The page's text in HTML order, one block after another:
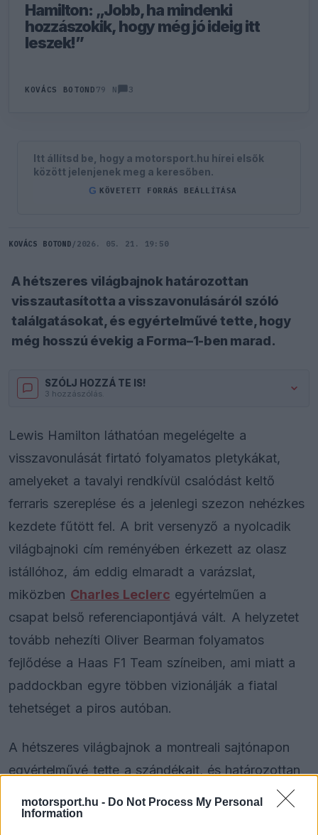
motorsport.hu - Do Not Process My Personal
Information
Hamilton: „Jobb, ha mindenki
hozzászokik, hogy még jó ideig itt
leszek!”
KOVÁCS BOTOND 79 N 3
Itt állítsd be, hogy a motorsport.hu hírei elsők
között jelenjenek meg a keresőben.
G KÖVETETT FORRÁS BEÁLLÍTÁSA
KOVÁCS BOTOND / 2026. 05. 21. 19:50
A hétszeres világbajnok határozottan
visszautasította a visszavonulásáról szóló
találgatásokat, és egyértelművé tette, hogy
még hosszú évekig a Forma–1-ben marad.
SZÓLJ HOZZÁ TE IS!
3 hozzászólás.
Lewis Hamilton láthatóan megelégelte a
visszavonulását firtató folyamatos pletykákat,
amelyeket a tavalyi rendkívül csalódást keltő
ferraris szereplése és a jelenlegi szezon nehézkes
kezdete fűtött fel. A brit versenyző a nyolcadik
világbajnoki cím reményében érkezett az olasz
istállóhoz, ám eddig elmaradt a varázslat,
miközben Charles Leclerc egyértelműen a
csapat belső referenciapontjává vált. A helyzetet
tovább nehezíti Oliver Bearman folyamatos
fejlődése a Haas F1 Team színeiben, ami miatt a
paddockban egyre többen vizionálják a fiatal
tehetséget a piros autóban.
A hétszeres világbajnok a montreali sajtónapon
egyértelművé tette a szándékait, és határozottan
találgatásokat. „Továbbra is motivált vagyok, és